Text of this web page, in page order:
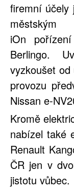
firemní účely
iOn
Berlingo.
vyzkoušet
provozu
Nissan e-
Kromě
nabízel také
Renault
ČR jen v
jistotu vůbec.